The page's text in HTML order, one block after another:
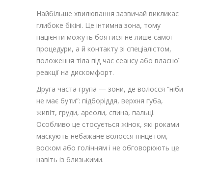
Найбільше хвилювання зазвичай викликає
глибоке бікіні. Це інтимна зона, тому
пацієнти можуть боятися не лише самої
процедури, а й контакту зі спеціалістом,
положення тіла під час сеансу або власної
реакції на дискомфорт.
Друга часта група — зони, де волосся “ніби
не має бути”: підборіддя, верхня губа,
живіт, груди, ареоли, спина, пальці.
Особливо це стосується жінок, які роками
маскують небажане волосся пінцетом,
воском або голінням і не обговорюють це
навіть із близькими.